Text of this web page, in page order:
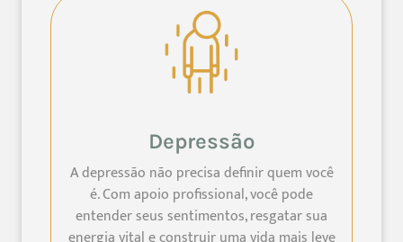
Depressão
A depressão não precisa definir quem você
é. Com apoio profissional, você pode
entender seus sentimentos, resgatar sua